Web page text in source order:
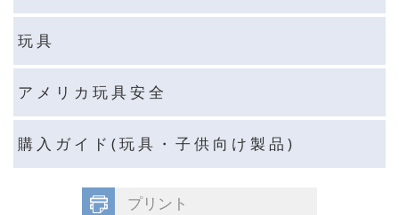
玩 具
ア メ リ カ 玩 具 安 全
購 入 ガ イ ド ( 玩 具 ・ 子 供 向 け 製 品 )
プリント